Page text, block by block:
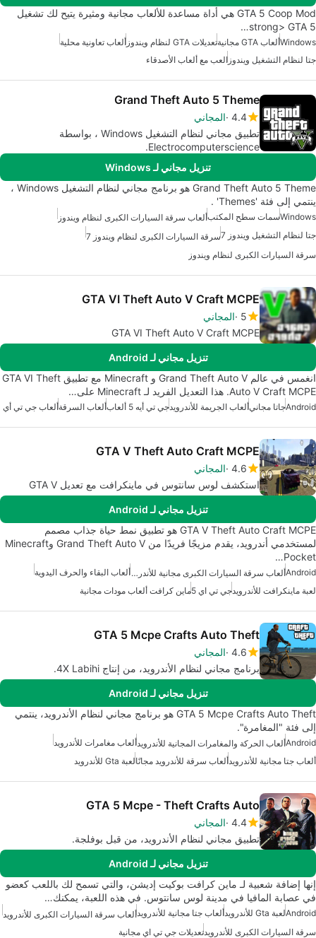
GTA 5 Coop Mod هي أداة مساعدة للألعاب مجانية ومثيرة يتيح لك تشغيل
strong> GTA 5…
Windowsألعاب GTA مجانية تعديلات GTA لنظام ويندوز
ألعاب تعاونية محلية
جتا لنظام التشغيل ويندوز العب مع ألعاب الأصدقاء
Grand Theft Auto 5 Theme
4.4 المجاني
تطبيق مجاني لنظام التشغيل Windows ، بواسطة
Electrocomputerscience.
تنزيل مجاني لـ Windows
Grand Theft Auto 5 Theme هو برنامج مجاني لنظام التشغيل Windows ،
ينتمي إلى فئة 'Themes' .
Windowsسمات سطح المكتبألعاب سرقة السيارات الكبرى لنظام ويندوز
جتا لنظام التشغيل ويندوز 7
سرقة السيارات الكبرى لنظام ويندوز 7
سرقة السيارات الكبرى لنظام ويندوز
GTA VI Theft Auto V Craft MCPE
5 المجاني
GTA VI Theft Auto V Craft MCPE
تنزيل مجاني لـ Android
انغمس في عالم Grand Theft Auto V و Minecraft مع تطبيق GTA VI Theft
Auto V Craft MCPE. هذا التعديل الفريد لـ Minecraft على…
Androidجاتا مجانيألعاب الجريمة للأندرويدجي تي أيه 5 ألعاب ألعاب السرقةألعاب جي تي أي
GTA V Theft Auto Craft MCPE
4.6 المجاني
استكشف لوس سانتوس في ماينكرافت مع تعديل GTA V
تنزيل مجاني لـ Android
GTA V Theft Auto Craft MCPE هو تطبيق نمط حياة جذاب مصمم
لمستخدمي أندرويد، يقدم مزيجًا فريدًا من Grand Theft Auto V وMinecraft
Pocket…
Android ألعاب سرقة السيارات الكبرى مجانية للأندرويدألعاب البقاء والحرف اليدوية
لعبة ماينكرافت للأندرويدجي تي اي 5 ماين كرافت ألعاب مودات مجانية
GTA 5 Mcpe Crafts Auto Theft
4.6 المجاني
برنامج مجاني لنظام الأندرويد، من إنتاج 4X Labihi.
تنزيل مجاني لـ Android
GTA 5 Mcpe Crafts Auto Theft هو برنامج مجاني لنظام الأندرويد، ينتمي
إلى فئة "المغامرة".
Androidألعاب الحركة والمغامرات المجانية للأندرويدألعاب مغامرات للأندرويد
ألعاب جتا مجانية للأندرويدألعاب سرقة للأندرويد مجانًالعبة Gta للأندرويد
GTA 5 Mcpe - Theft Crafts Auto
4.4 المجاني
تطبيق مجاني لنظام الأندرويد، من قبل بوفلجة.
تنزيل مجاني لـ Android
إنها إضافة شعبية لـ ماين كرافت بوكيت إديشن، والتي تسمح لك باللعب كعضو
في عصابة المافيا في مدينة لوس سانتوس. في هذه اللعبة، يمكنك…
Androidلعبة Gta للأندرويد ألعاب جتا مجانية للأندرويدألعاب سرقة السيارات الكبرى للأندرويد
سرقة السيارات الكبرى للأندرويدتعديلات جي تي اي مجانية